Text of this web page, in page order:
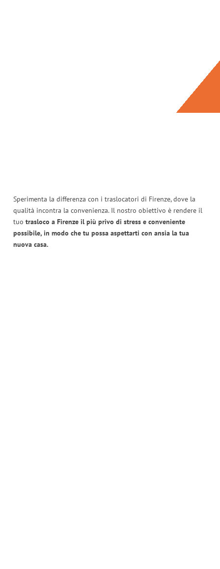
Sperimenta la differenza con i traslocatori di Firenze, dove la
qualità incontra la convenienza. Il nostro obiettivo è rendere il
tuo trasloco a Firenze il più privo di stress e conveniente
possibile, in modo che tu possa aspettarti con ansia la tua
nuova casa.